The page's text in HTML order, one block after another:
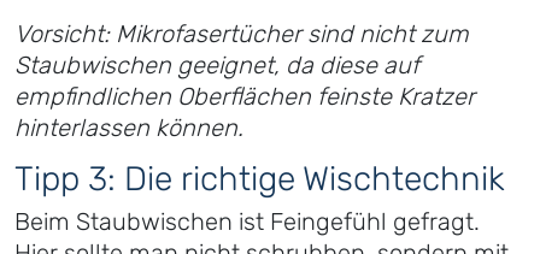
Vorsicht: Mikrofasertücher sind nicht zum
Staubwischen geeignet, da diese auf
empfindlichen Oberflächen feinste Kratzer
hinterlassen können.
Tipp 3: Die richtige Wischtechnik
Beim Staubwischen ist Feingefühl gefragt.